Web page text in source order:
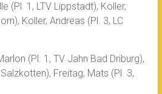
(Pl. 1, LTV Lippstadt), Koller,
Koller, Andreas (Pl. 3, LC
(Pl. 1, TV Jahn Bad Driburg),
Freitag, Mats (Pl. 3,